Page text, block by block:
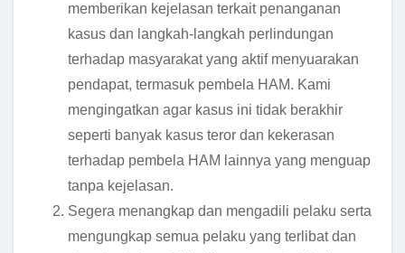
memberikan kejelasan terkait penanganan
kasus dan langkah-langkah perlindungan
terhadap masyarakat yang aktif menyuarakan
pendapat, termasuk pembela HAM. Kami
mengingatkan agar kasus ini tidak berakhir
seperti banyak kasus teror dan kekerasan
terhadap pembela HAM lainnya yang menguap
tanpa kejelasan.
Segera menangkap dan mengadili pelaku serta
mengungkap semua pelaku yang terlibat dan